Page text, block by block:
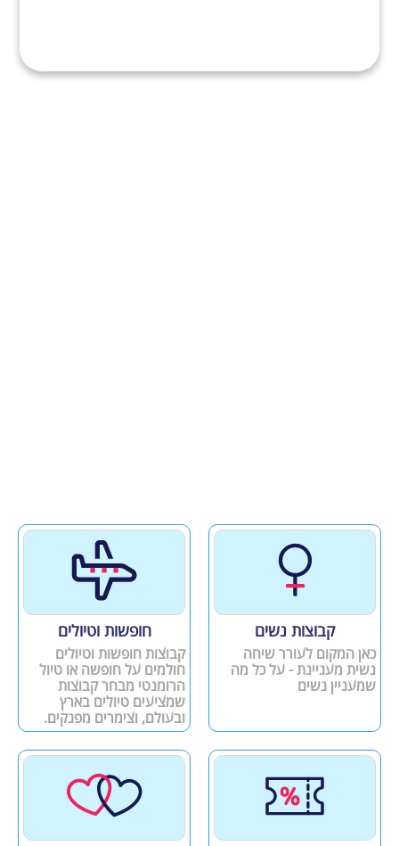
קבוצות נשים
כאן המקום לעורר שיחה
נשית מעניינת - על כל מה
שמעניין נשים
חופשות וטיולים
קבוצות חופשות וטיולים
חולמים על חופשה או טיול
הרומנטי מבחר קבוצות
שמציעים טיולים בארץ
ובעולם, וצימרים מפנקים.